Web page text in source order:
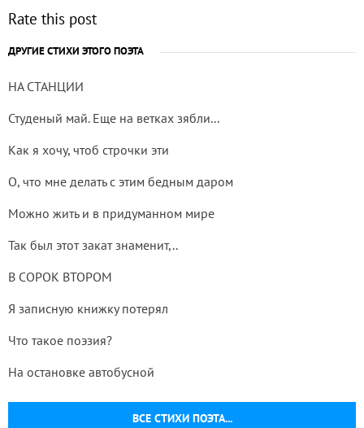
Rate this post
ДРУГИЕ СТИХИ ЭТОГО ПОЭТА
ВСЕ СТИХИ ПОЭТА...
НА СТАНЦИИ
Студеный май. Еще на ветках зябли...
Как я хочу, чтоб строчки эти
О, что мне делать с этим бедным даром
Можно жить и в придуманном мире
Так был этот закат знаменит,..
В СОРОК ВТОРОМ
Я записную книжку потерял
Что такое поэзия?
На остановке автобусной